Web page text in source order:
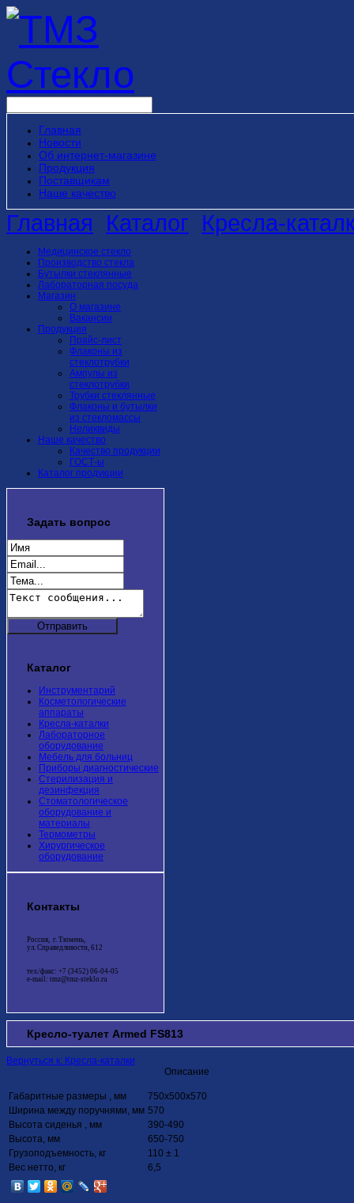
Главная
Новости
Об интернет-магазине
Продукция
Поставщикам
Наше качество
Главная Каталог Кресла-
Медицинское стекло
Производство стекла
Бутылки стеклянные
Лабораторная посуда
Магазин
О магазине
Вакансии
Продукция
Прайс-лист
Флаконы из
стеклотрубки
Ампулы из
стеклотрубки
Трубки стеклянные
Флаконы и бутылки
из стекломассы
Неликвиды
Наше качество
Качество продукции
ГОСТ-ы
Каталог продукции
Задать вопрос
Каталог
Инструментарий
Косметологические
аппараты
Кресла-каталки
Лабораторное
оборудование
Мебель для больниц
Приборы диагностические
Стерилизация и
дезинфекция
Стоматологическое
оборудование и
материалы
Термометры
Хирургическое
оборудование
Контакты
Россия, г. Тюмень,
ул. Справедливости, 612
тел./факс: +7 (3452) 06-04-05
e-mail: tmz@tmz-steklo.ru
Кресло-туалет Armed FS813
Вернуться к: Кресла-каталки
Описание
Габаритные размеры , мм
750х500х570
Ширина между поручнями, мм 570
Высота сиденья , мм
390-490
Высота, мм
650-750
Грузоподъемность, кг
110 ± 1
Вес нетто, кг
6,5